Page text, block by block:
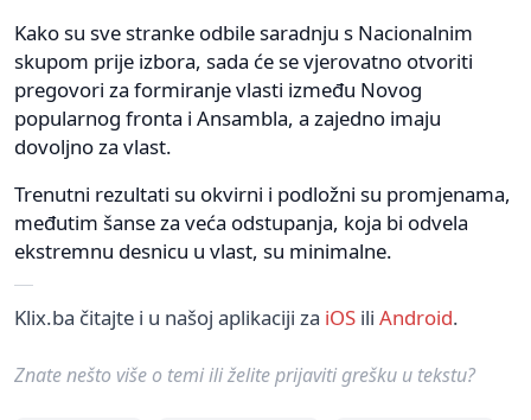
Kako su sve stranke odbile saradnju s Nacionalnim
skupom prije izbora, sada će se vjerovatno otvoriti
pregovori za formiranje vlasti između Novog
popularnog fronta i Ansambla, a zajedno imaju
dovoljno za vlast.
Trenutni rezultati su okvirni i podložni su promjenama,
međutim šanse za veća odstupanja, koja bi odvela
ekstremnu desnicu u vlast, su minimalne.
Klix.ba čitajte i u našoj aplikaciji za iOS ili Android.
Znate nešto više o temi ili želite prijaviti grešku u tekstu?